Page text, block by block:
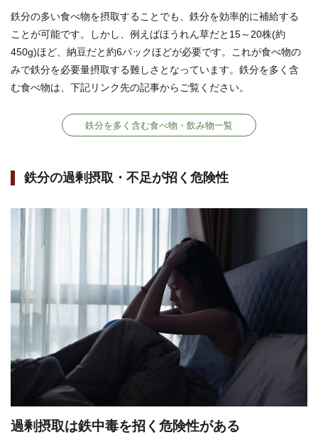
鉄分の多い食べ物を摂取することでも、鉄分を効率的に補給する
ことが可能です。しかし、例えばほうれん草だと15～20株(約
450g)ほど、納豆だと約6パックほどが必要です。これが食べ物の
みで鉄分を必要量摂取する難しさとなっています。鉄分を多く含
む食べ物は、下記リンク先の記事からご覧ください。
鉄分を多く含む食べ物・飲み物一覧
鉄分の過剰摂取・不足が招く危険性
過剰摂取は鉄中毒を招く危険性がある